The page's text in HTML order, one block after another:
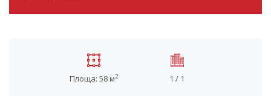
Площа: 58 м2 1 / 1